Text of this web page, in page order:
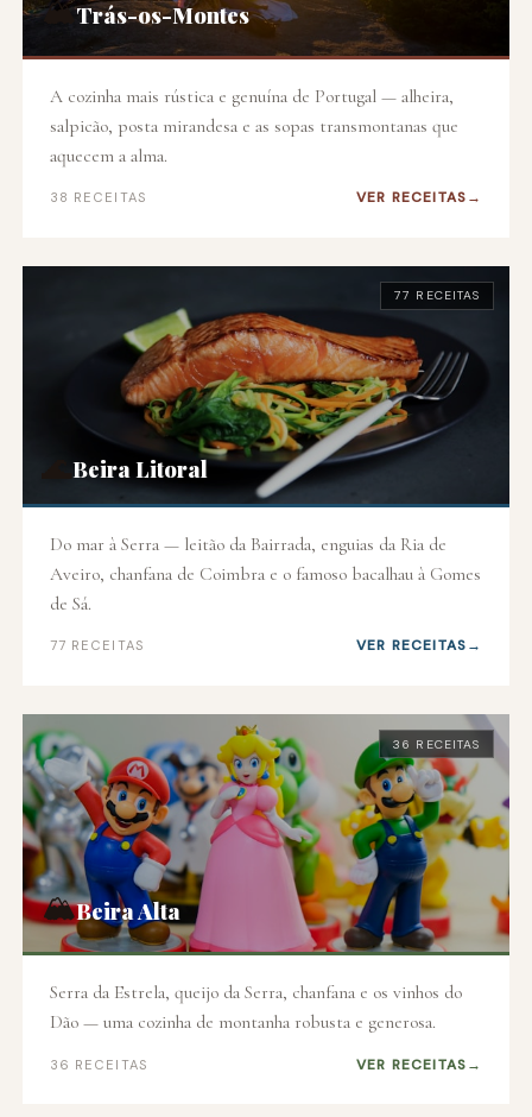
🏔️Trás-os-Montes
A cozinha mais rústica e genuína de Portugal — alheira,
salpicão, posta mirandesa e as sopas transmontanas que
aquecem a alma.
38 RECEITAS VER RECEITAS
77 RECEITAS
🌊Beira Litoral
Do mar à Serra — leitão da Bairrada, enguias da Ria de
Aveiro, chanfana de Coimbra e o famoso bacalhau à Gomes
de Sá.
77 RECEITAS VER RECEITAS
36 RECEITAS
🏔️Beira Alta
Serra da Estrela, queijo da Serra, chanfana e os vinhos do
Dão — uma cozinha de montanha robusta e generosa.
36 RECEITAS VER RECEITAS